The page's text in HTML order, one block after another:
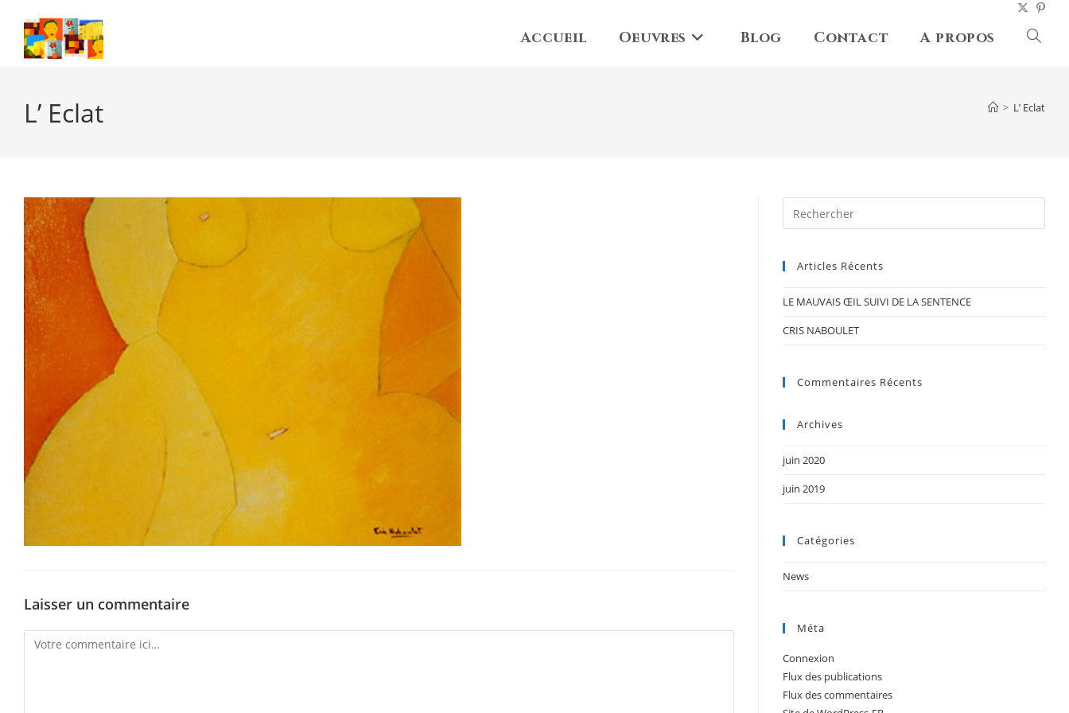
content
Accueil Oeuvres Blog Contact A propos
L’ Eclat > L’ Eclat
Laisser un commentaire
Comment
Articles Récents
LE MAUVAIS ŒIL SUIVI DE LA SENTENCE
CRIS NABOULET
Commentaires Récents
Archives
juin 2020
juin 2019
Catégories
News
Méta
Connexion
Flux des publications
Flux des commentaires